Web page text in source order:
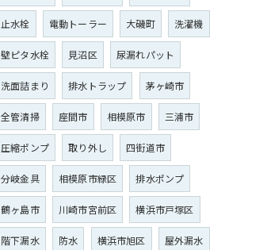
止水栓 電動トーラー 大磯町 洗濯機
壁ピタ水栓 見沼区 尿漏れパット
洗面詰まり 排水トラップ 茅ヶ崎市
全管清掃 座間市 相模原市 三浦市
圧縮ポンプ 取り外し 四街道市
分岐金具 相模原市緑区 排水ポンプ
鶴ヶ島市 川崎市宮前区 横浜市戸塚区
階下漏水 防水 横浜市旭区 屋外漏水